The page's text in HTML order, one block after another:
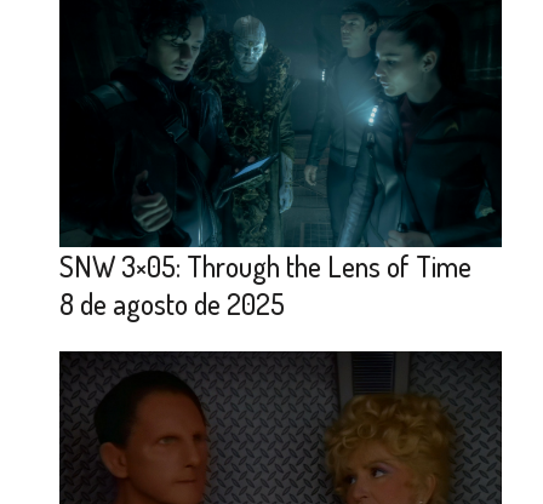
SNW 3×05: Through the Lens of Time
8 de agosto de 2025